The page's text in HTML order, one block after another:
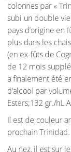
colonnes par «
subi un double
pays d’origine en
plus dans les
(en ex-fûts de
de 12 mois
a finalement été
d’alcool par
Esters;132 gr./hL
Il est de couleur
prochain Trinidad.
Au nez, il est sur